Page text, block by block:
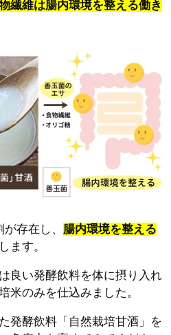
繊維は腸内環境を整える働き
存在し、 腸内環境を整える
します。
良い発酵飲料を体に摂り入れ
米のみを仕込みました。
発酵飲料「自然栽培甘酒」を